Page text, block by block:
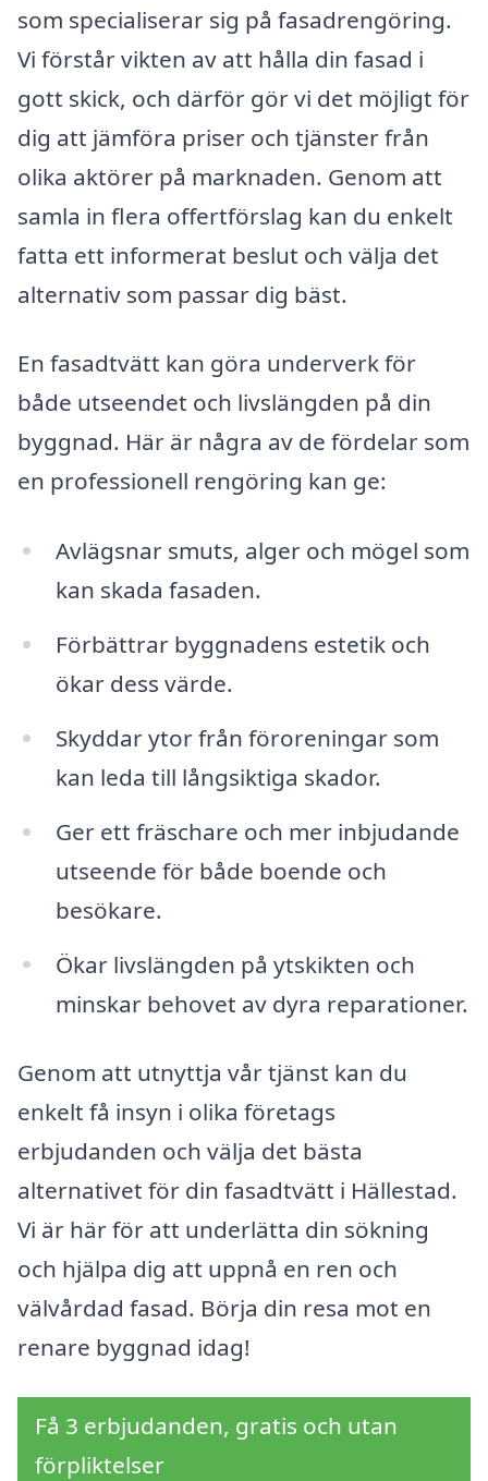
som specialiserar sig på fasadrengöring.
Vi förstår vikten av att hålla din fasad i
gott skick, och därför gör vi det möjligt för
dig att jämföra priser och tjänster från
olika aktörer på marknaden. Genom att
samla in flera offertförslag kan du enkelt
fatta ett informerat beslut och välja det
alternativ som passar dig bäst.
En fasadtvätt kan göra underverk för
både utseendet och livslängden på din
byggnad. Här är några av de fördelar som
en professionell rengöring kan ge:
Avlägsnar smuts, alger och mögel som
kan skada fasaden.
Förbättrar byggnadens estetik och
ökar dess värde.
Skyddar ytor från föroreningar som
kan leda till långsiktiga skador.
Ger ett fräschare och mer inbjudande
utseende för både boende och
besökare.
Ökar livslängden på ytskikten och
minskar behovet av dyra reparationer.
Genom att utnyttja vår tjänst kan du
enkelt få insyn i olika företags
erbjudanden och välja det bästa
alternativet för din fasadtvätt i Hällestad.
Vi är här för att underlätta din sökning
och hjälpa dig att uppnå en ren och
välvårdad fasad. Börja din resa mot en
renare byggnad idag!
Få 3 erbjudanden, gratis och utan
förpliktelser